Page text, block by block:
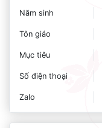
Năm sinh
Tôn giáo
Mục tiêu
Số điện thoại
Zalo